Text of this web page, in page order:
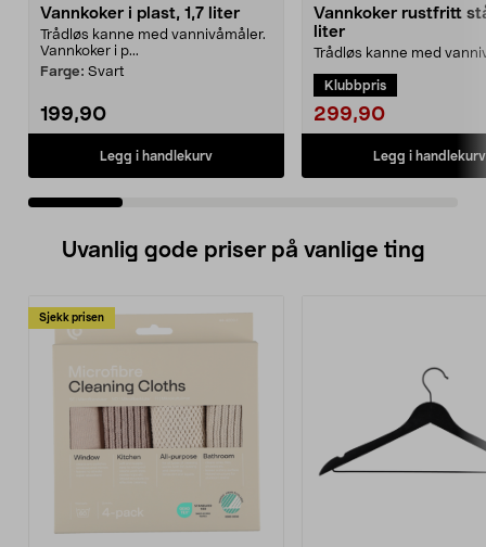
Vannkoker i plast, 1,7 liter
Trådløs kanne med vannivåmåler.
Vannkoker i p...
Farge: Svart
199,90
Legg i handlekurv
Vannkoker rustfritt
liter
Trådløs kanne med
modell med fl...
Klubbpris
299,90
Legg i handlekurv
Uvanlig gode priser på vanlige ting
Sjekk prisen